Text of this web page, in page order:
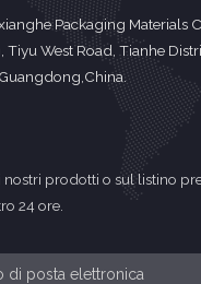
Packaging Materials
Tiyu West Road, Tianhe
nostri prodotti o sul listino
24 ore.